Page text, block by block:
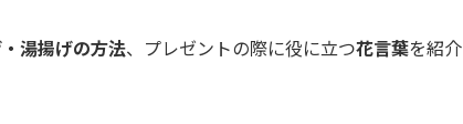
湯揚げの方法、プレゼントの際に役に立つ花言葉を紹介